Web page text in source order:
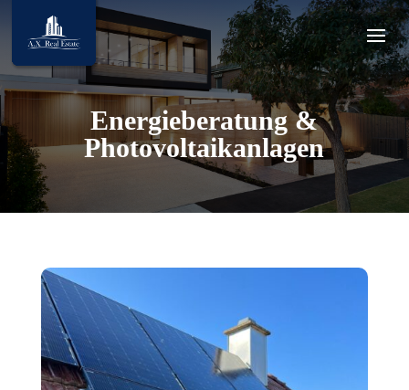
Energieberatung &
Photovoltaikanlagen